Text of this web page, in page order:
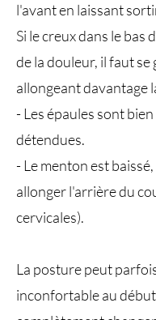
l'avant en laissant
Si le creux dans le bas
de la douleur, il faut se
allongeant davantage
- Les épaules sont
détendues.
- Le menton est
allonger l'arrière du
cervicales).
La posture peut
inconfortable au